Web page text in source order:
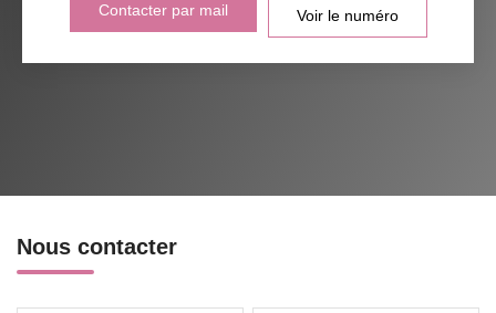
Contacter par mail Voir le numéro
Nous contacter